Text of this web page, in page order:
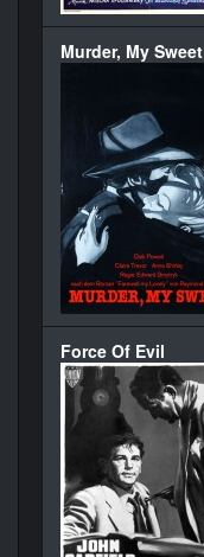
Murder, My Sweet
Force Of Evil